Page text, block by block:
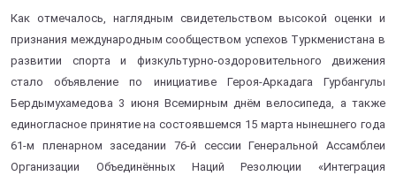
Как отмечалось, наглядным свидетельством высокой оценки и
признания международным сообществом успехов Туркменистана в
развитии спорта и физкультурно-оздоровительного движения
стало объявление по инициативе Героя-Аркадага Гурбангулы
Бердымухамедова 3 июня Всемирным днём велосипеда, а также
единогласное принятие на состоявшемся 15 марта нынешнего года
61-м пленарном заседании 76-й сессии Генеральной Ассамблеи
Организации Объединённых Наций Резолюции «Интеграция